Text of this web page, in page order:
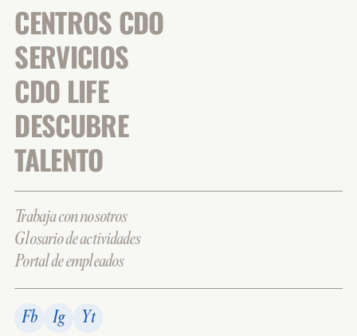
CENTROS CDO
SERVICIOS
CDO LIFE
DESCUBRE
TALENTO
Trabaja con nosotros
Glosario de actividades
Portal de empleados
Fb Ig Yt